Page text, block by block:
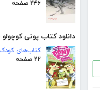
۲۴۶ صفحه
دانلود کتاب پونی
کتاب‌های
۲۲ صفحه